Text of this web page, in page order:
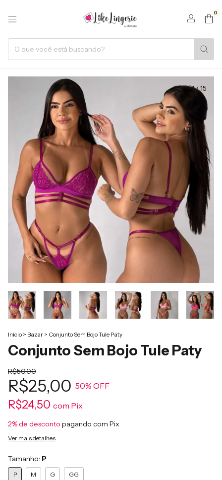
0
1/15
Início > Bazar > Conjunto Sem Bojo Tule Paty
Conjunto Sem Bojo Tule Paty
R$50,00
R$25,00 50% OFF
R$24,50 com Pix
2% de desconto pagando com Pix
Ver mais detalhes
Tamanho: P
P M G GG